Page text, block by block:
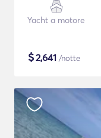
Yacht a motore
$2,641 /notte